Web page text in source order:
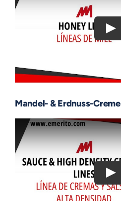
Mandel- & Erdnuss-Creme